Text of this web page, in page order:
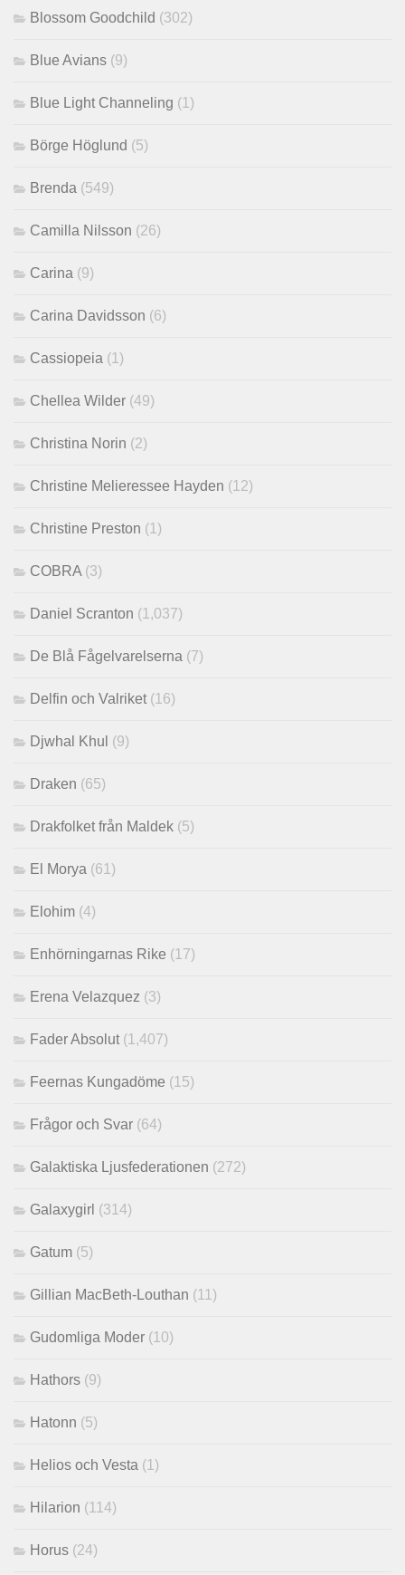
Blossom Goodchild (302)
Blue Avians (9)
Blue Light Channeling (1)
Börge Höglund (5)
Brenda (549)
Camilla Nilsson (26)
Carina (9)
Carina Davidsson (6)
Cassiopeia (1)
Chellea Wilder (49)
Christina Norin (2)
Christine Melieressee Hayden (12)
Christine Preston (1)
COBRA (3)
Daniel Scranton (1,037)
De Blå Fågelvarelserna (7)
Delfin och Valriket (16)
Djwhal Khul (9)
Draken (65)
Drakfolket från Maldek (5)
El Morya (61)
Elohim (4)
Enhörningarnas Rike (17)
Erena Velazquez (3)
Fader Absolut (1,407)
Feernas Kungadöme (15)
Frågor och Svar (64)
Galaktiska Ljusfederationen (272)
Galaxygirl (314)
Gatum (5)
Gillian MacBeth-Louthan (11)
Gudomliga Moder (10)
Hathors (9)
Hatonn (5)
Helios och Vesta (1)
Hilarion (114)
Horus (24)